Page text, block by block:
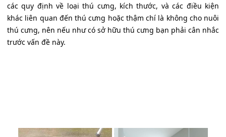
các quy định về loại thú cưng, kích thước, và các điều kiện
khác liên quan đến thú cưng hoặc thậm chí là không cho nuôi
thú cưng, nên nếu như có sở hữu thú cưng bạn phải cân nhắc
trước vấn đề này.